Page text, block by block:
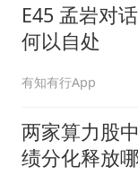
E45 孟岩对
何以自处
有知有行App
两家算力股
绩分化释放